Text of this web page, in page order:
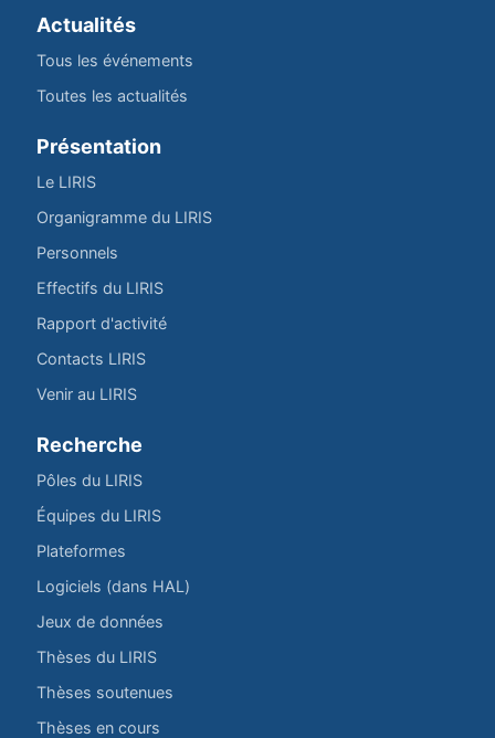
Actualités
Tous les événements
Toutes les actualités
Présentation
Le LIRIS
Organigramme du LIRIS
Personnels
Effectifs du LIRIS
Rapport d'activité
Contacts LIRIS
Venir au LIRIS
Recherche
Pôles du LIRIS
Équipes du LIRIS
Plateformes
Logiciels (dans HAL)
Jeux de données
Thèses du LIRIS
Thèses soutenues
Thèses en cours